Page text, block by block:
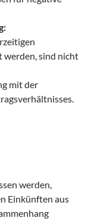
werden, sind nicht
mit der
werden,
Einkünften aus